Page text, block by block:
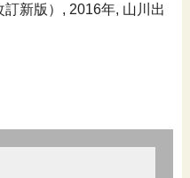
新版）, 2016年, 山川出